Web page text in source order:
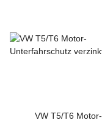
VW T5/T6 Motor-